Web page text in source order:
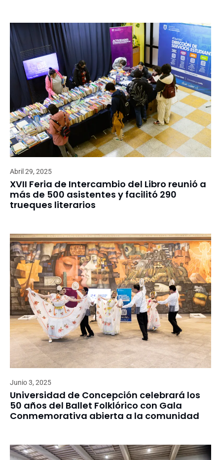
Abril 29, 2025
XVII Feria de Intercambio del Libro reunió a
más de 500 asistentes y facilitó 290
trueques literarios
Junio 3, 2025
Universidad de Concepción celebrará los
50 años del Ballet Folklórico con Gala
Conmemorativa abierta a la comunidad